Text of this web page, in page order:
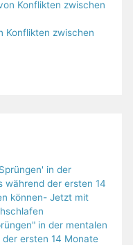
Konflikten zwischen
in der mentalen
ersten 14 Monate